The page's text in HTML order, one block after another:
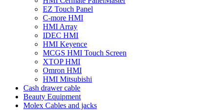
EZ Touch Panel
C-more HMI
HMI Array
IDEC HMI
HMI Keyence
MCGS HMI Touch Screen
XTOP HMI
Omron HMI
HMI Mitsubishi
Cash drawer cable
Beauty Equipment
Molex Cables and jacks